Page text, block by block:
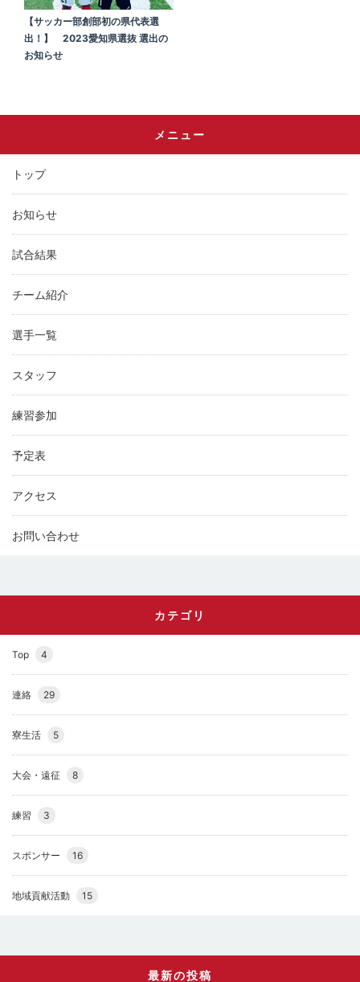
【サッカー部創部初の県代表選
出！】 2023愛知県選抜 選出の
お知らせ
メニュー
トップ
お知らせ
試合結果
チーム紹介
選手一覧
スタッフ
練習参加
予定表
アクセス
お問い合わせ
カテゴリ
Top 4
連絡 29
寮生活 5
大会・遠征 8
練習 3
スポンサー 16
地域貢献活動 15
最新の投稿